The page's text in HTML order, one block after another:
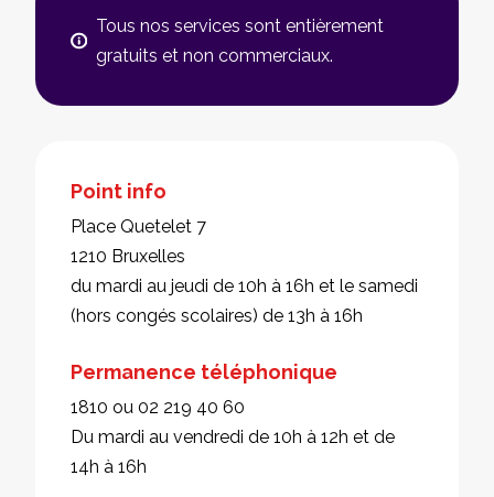
Tous nos services sont entièrement
gratuits et non commerciaux.
Point info
Place Quetelet 7
1210 Bruxelles
du mardi au jeudi de 10h à 16h et le samedi
(hors congés scolaires) de 13h à 16h
Permanence téléphonique
1810 ou 02 219 40 60
Du mardi au vendredi de 10h à 12h et de
14h à 16h